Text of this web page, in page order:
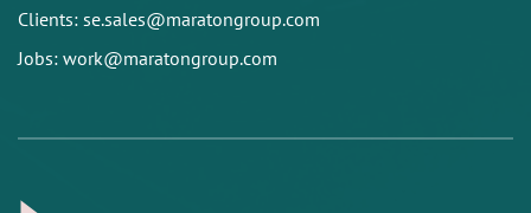
Clients: se.sales@maratongroup.com
Jobs: work@maratongroup.com